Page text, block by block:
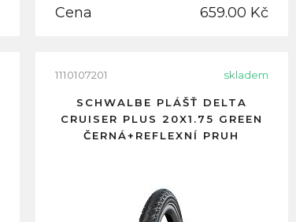
Cena 659.00 Kč
1110107201 skladem
SCHWALBE PLÁŠŤ DELTA
CRUISER PLUS 20X1.75 GREEN
ČERNÁ+REFLEXNÍ PRUH